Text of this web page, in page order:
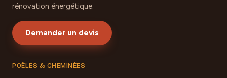
rénovation énergétique.
Demander un devis
POÊLES & CHEMINÉES